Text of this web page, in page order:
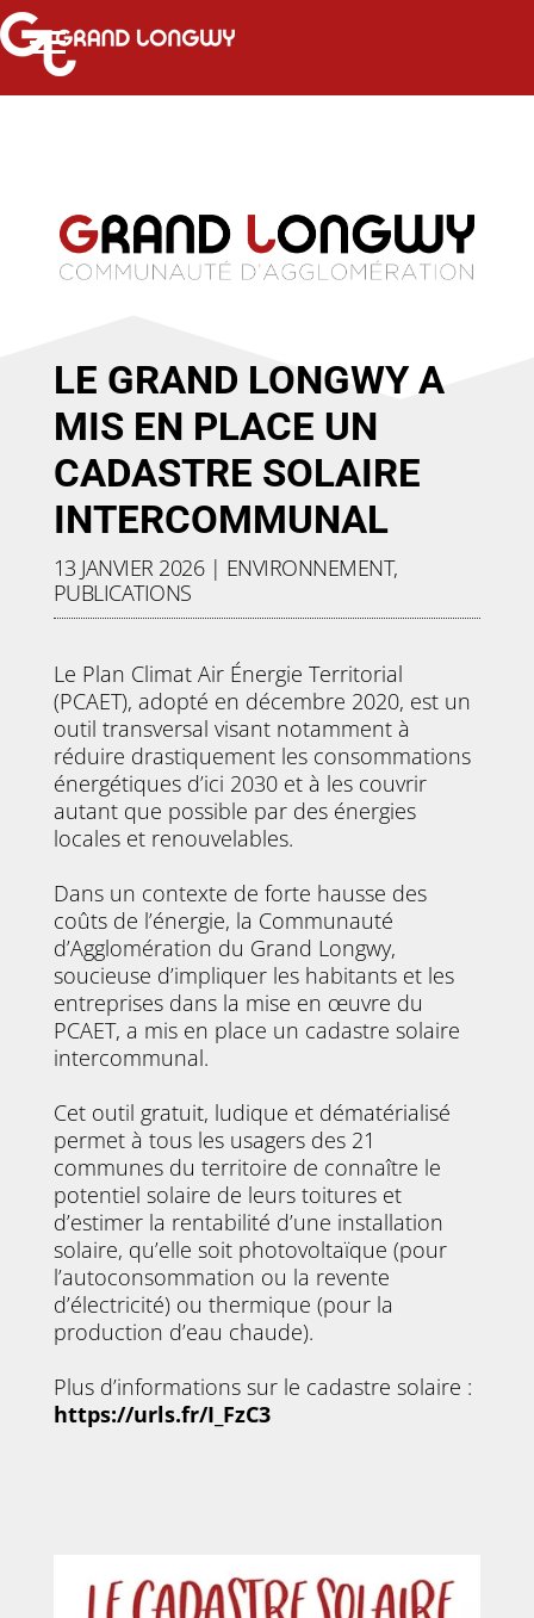
LE GRAND LONGWY A
MIS EN PLACE UN
CADASTRE SOLAIRE
INTERCOMMUNAL
13 JANVIER 2026| ENVIRONNEMENT,
PUBLICATIONS
Le Plan Climat Air Énergie Territorial
(PCAET), adopté en décembre 2020, est un
outil transversal visant notamment à
réduire drastiquement les consommations
énergétiques d’ici 2030 et à les couvrir
autant que possible par des énergies
locales et renouvelables.
Dans un contexte de forte hausse des
coûts de l’énergie, la Communauté
d’Agglomération du Grand Longwy,
soucieuse d’impliquer les habitants et les
entreprises dans la mise en œuvre du
PCAET, a mis en place un cadastre solaire
intercommunal.
Cet outil gratuit, ludique et dématérialisé
permet à tous les usagers des 21
communes du territoire de connaître le
potentiel solaire de leurs toitures et
d’estimer la rentabilité d’une installation
solaire, qu’elle soit photovoltaïque (pour
l’autoconsommation ou la revente
d’électricité) ou thermique (pour la
production d’eau chaude).
Plus d’informations sur le cadastre solaire :
https://urls.fr/I_FzC3